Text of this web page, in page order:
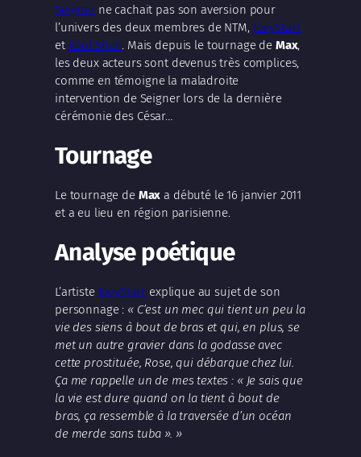
Seignerne cachait pas son aversion pour
l’univers des deux membres de NTM, JoeyStarr
et Kool Shen. Mais depuis le tournage de Max,
les deux acteurs sont devenus très complices,
comme en témoigne la maladroite
intervention de Seigner lors de la dernière
cérémonie des César…
Tournage
Le tournage de Max a débuté le 16 janvier 2011
et a eu lieu en région parisienne.
Analyse poétique
L’artiste JoeyStarr explique au sujet de son
personnage : « C’est un mec qui tient un peu la
vie des siens à bout de bras et qui, en plus, se
met un autre gravier dans la godasse avec
cette prostituée, Rose, qui débarque chez lui.
Ça me rappelle un de mes textes : « Je sais que
la vie est dure quand on la tient à bout de
bras, ça ressemble à la traversée d’un océan
de merde sans tuba ». »